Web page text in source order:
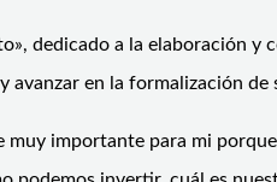
dedicado a la elaboración
avanzar en la formalización de
importante para mi